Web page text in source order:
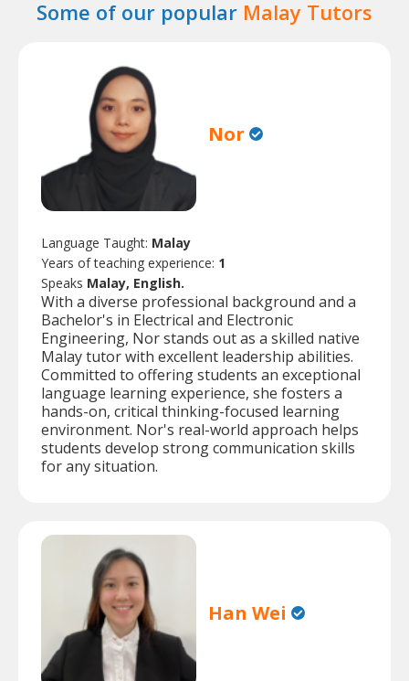
Some of our popular Malay Tutors
Nor
Language Taught: Malay
Years of teaching experience: 1
Speaks Malay, English.
With a diverse professional background and a
Bachelor's in Electrical and Electronic
Engineering, Nor stands out as a skilled native
Malay tutor with excellent leadership abilities.
Committed to offering students an exceptional
language learning experience, she fosters a
hands-on, critical thinking-focused learning
environment. Nor's real-world approach helps
students develop strong communication skills
for any situation.
Han Wei